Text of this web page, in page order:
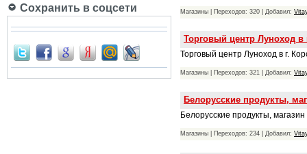
Сохранить в соцсети Магазины | Переходов: 320 | Добавил:
Торговый центр Луноход в
Торговый центр Луноход в г.
Магазины | Переходов: 321 | Добавил:
Белорусские продукты,
Белорусские продукты, магазин
Магазины | Переходов: 234 | Добавил: